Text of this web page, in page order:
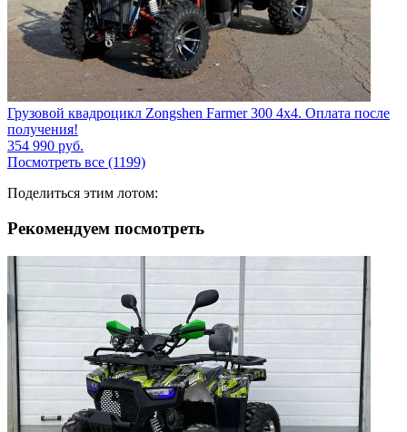
Грузовой квадроцикл Zongshen Farmer 300 4х4. Оплата после
получения!
354 990 руб.
Посмотреть все (1199)
Поделиться этим лотом:
Рекомендуем посмотреть